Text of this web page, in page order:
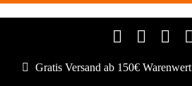
Gratis Versand ab 150€ Warenwert